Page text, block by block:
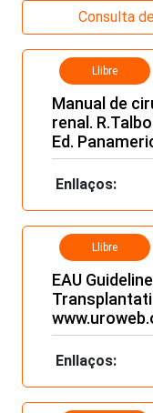
Consulta
Llibre
Manual de
renal.
Ed.
Enllaços:
Llibre
EAU
Enllaços: